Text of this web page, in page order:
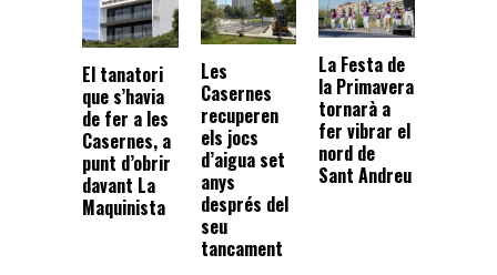
El tanatori
que s’havia
de fer a les
Casernes, a
punt d’obrir
davant La
Maquinista
Les
Casernes
recuperen
els jocs
d’aigua set
anys
després del
seu
tancament
La Festa de
la Primavera
tornarà a
fer vibrar el
nord de
Sant Andreu